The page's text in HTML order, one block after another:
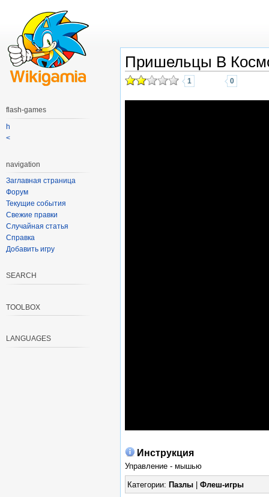
Пришельцы В
1 0
Инструкция
Управление - мышью
Категории: Пазлы| Флеш-игры
flash-games
h
<
navigation
Заглавная страница
Форум
Текущие события
Свежие правки
Случайная статья
Справка
Добавить игру
SEARCH
TOOLBOX
LANGUAGES